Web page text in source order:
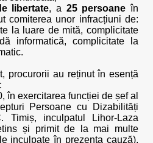
libertate, a 25 persoane în
comiterea unor infracțiuni de:
la luare de mită, complicitate
informatică, complicitate la
procurorii au reținut în esență
în exercitarea funcției de șef al
Persoane cu Dizabilități
Timiș, inculpatul Lihor-Laza
și primit de la mai multe
inculpate în prezenta cauză),